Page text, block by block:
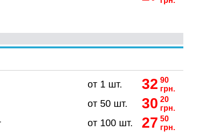
от 1 шт. 32 90
грн.
от 50 шт. 30 20
грн.
от 100 шт. 27 50
грн.